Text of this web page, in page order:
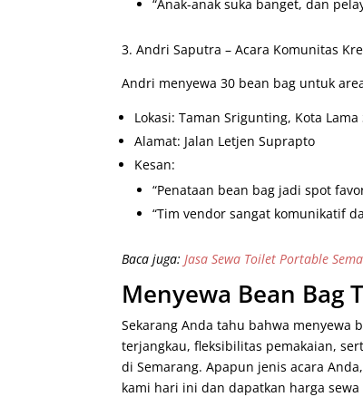
“Anak-anak suka banget, dan
3. Andri Saputra – Acara Komunitas
Andri menyewa 30 bean bag untuk
Lokasi: Taman Srigunting, Kota Lama
Alamat: Jalan Letjen Suprapto
Kesan:
“Penataan bean bag jadi spot
“Tim vendor sangat komunikatif
Baca juga:Jasa Sewa Toilet Portable
Menyewa Bean Bag
Sekarang Anda tahu bahwa menyewa
terjangkau, fleksibilitas pemakaian,
di Semarang. Apapun jenis acara
kami hari ini dan dapatkan harga